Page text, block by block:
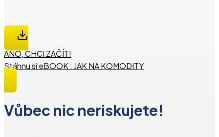
ANO, CHCI ZAČÍT!
Stáhnu si eBOOK : JAK NA KOMODITY
Vůbec nic neriskujete!